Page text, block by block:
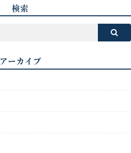
検索
アーカイブ